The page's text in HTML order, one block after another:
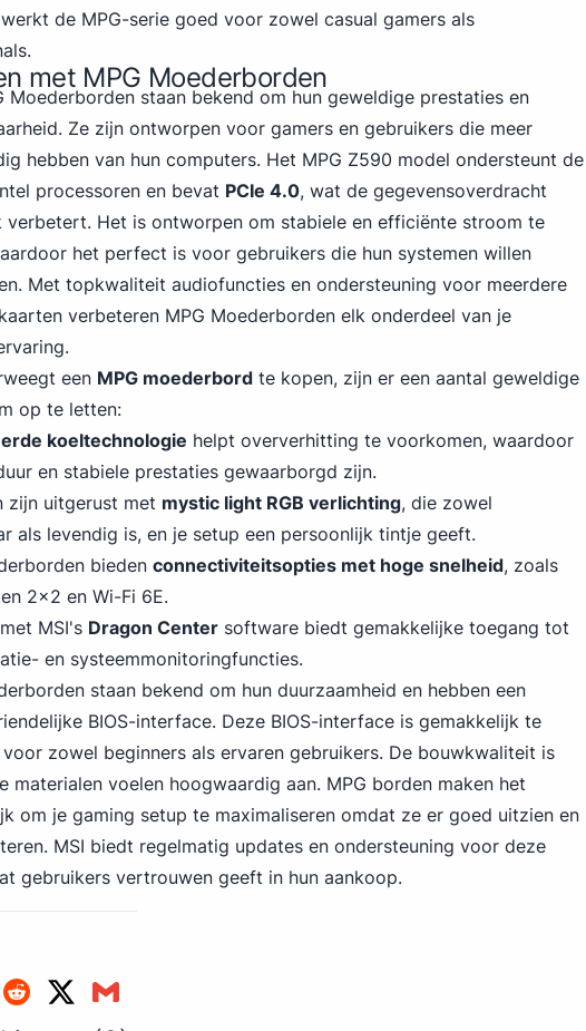
de MPG-serie goed voor zowel casual gamers als
met MPG Moederborden
Moederborden staan bekend om hun geweldige prestaties en
Ze zijn ontworpen voor gamers en gebruikers die meer
hebben van hun computers. Het MPG Z590 model ondersteunt de
processoren en bevat PCIe 4.0, wat de gegevensoverdracht
verbetert. Het is ontworpen om stabiele en efficiënte stroom te
het perfect is voor gebruikers die hun systemen willen
Met topkwaliteit audiofuncties en ondersteuning voor meerdere
verbeteren MPG Moederborden elk onderdeel van je
een MPG moederbord te kopen, zijn er een aantal geweldige
op te letten:
koeltechnologie helpt oververhitting te voorkomen, waardoor
en stabiele prestaties gewaarborgd zijn.
zijn uitgerust met mystic light RGB verlichting, die zowel
als levendig is, en je setup een persoonlijk tintje geeft.
bieden connectiviteitsopties met hoge snelheid, zoals
2x2 en Wi-Fi 6E.
MSI's Dragon Center software biedt gemakkelijke toegang tot
en systeemmonitoringfuncties.
staan bekend om hun duurzaamheid en hebben een
BIOS-interface. Deze BIOS-interface is gemakkelijk te
zowel beginners als ervaren gebruikers. De bouwkwaliteit is
materialen voelen hoogwaardig aan. MPG borden maken het
om je gaming setup te maximaliseren omdat ze er goed uitzien en
MSI biedt regelmatig updates en ondersteuning voor deze
gebruikers vertrouwen geeft in hun aankoop.